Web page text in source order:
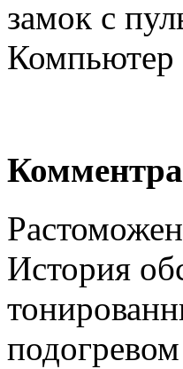
замок с
Компьютер
История